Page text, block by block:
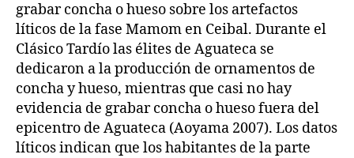
grabar concha o hueso sobre los artefactos
líticos de la fase Mamom en Ceibal. Durante el
Clásico Tardío las élites de Aguateca se
dedicaron a la producción de ornamentos de
concha y hueso, mientras que casi no hay
evidencia de grabar concha o hueso fuera del
epicentro de Aguateca (Aoyama 2007). Los datos
líticos indican que los habitantes de la parte